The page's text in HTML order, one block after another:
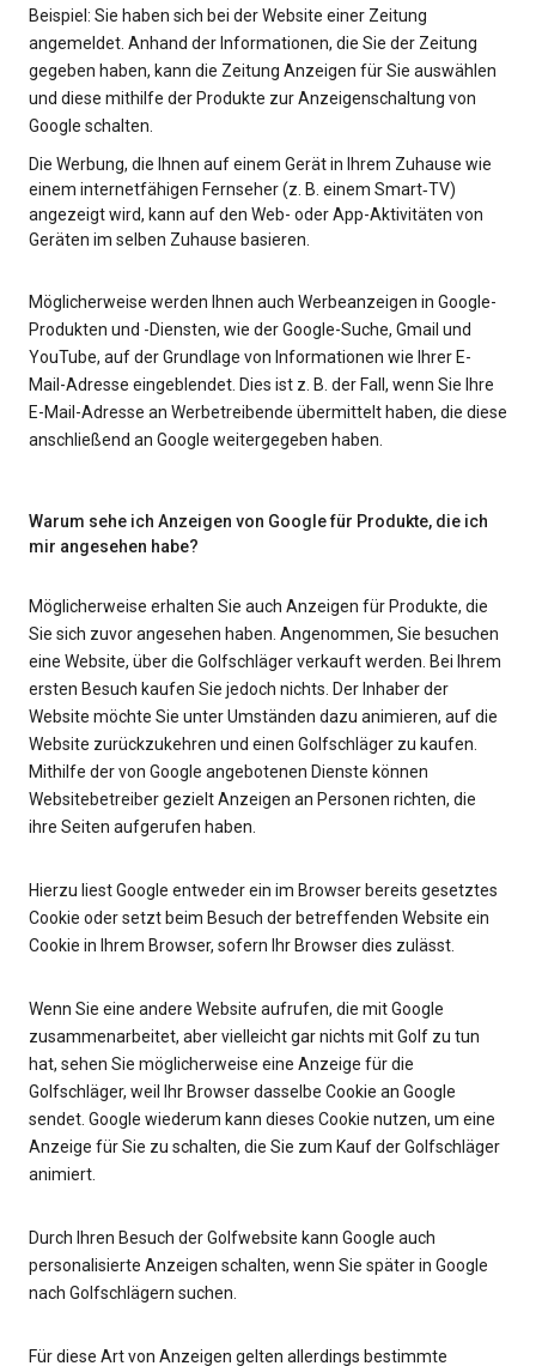
Beispiel: Sie haben sich bei der Website einer Zeitung
angemeldet. Anhand der Informationen, die Sie der Zeitung
gegeben haben, kann die Zeitung Anzeigen für Sie auswählen
und diese mithilfe der Produkte zur Anzeigenschaltung von
Google schalten.
Die Werbung, die Ihnen auf einem Gerät in Ihrem Zuhause wie
einem internetfähigen Fernseher (z. B. einem Smart‑TV)
angezeigt wird, kann auf den Web- oder App-Aktivitäten von
Geräten im selben Zuhause basieren.
Möglicherweise werden Ihnen auch Werbeanzeigen in Google-
Produkten und -Diensten, wie der Google-Suche, Gmail und
YouTube, auf der Grundlage von Informationen wie Ihrer E-
Mail-Adresse eingeblendet. Dies ist z. B. der Fall, wenn Sie Ihre
E-Mail-Adresse an Werbetreibende übermittelt haben, die diese
anschließend an Google weitergegeben haben.
Warum sehe ich Anzeigen von Google für Produkte, die ich
mir angesehen habe?
Möglicherweise erhalten Sie auch Anzeigen für Produkte, die
Sie sich zuvor angesehen haben. Angenommen, Sie besuchen
eine Website, über die Golfschläger verkauft werden. Bei Ihrem
ersten Besuch kaufen Sie jedoch nichts. Der Inhaber der
Website möchte Sie unter Umständen dazu animieren, auf die
Website zurückzukehren und einen Golfschläger zu kaufen.
Mithilfe der von Google angebotenen Dienste können
Websitebetreiber gezielt Anzeigen an Personen richten, die
ihre Seiten aufgerufen haben.
Hierzu liest Google entweder ein im Browser bereits gesetztes
Cookie oder setzt beim Besuch der betreffenden Website ein
Cookie in Ihrem Browser, sofern Ihr Browser dies zulässt.
Wenn Sie eine andere Website aufrufen, die mit Google
zusammenarbeitet, aber vielleicht gar nichts mit Golf zu tun
hat, sehen Sie möglicherweise eine Anzeige für die
Golfschläger, weil Ihr Browser dasselbe Cookie an Google
sendet. Google wiederum kann dieses Cookie nutzen, um eine
Anzeige für Sie zu schalten, die Sie zum Kauf der Golfschläger
animiert.
Durch Ihren Besuch der Golfwebsite kann Google auch
personalisierte Anzeigen schalten, wenn Sie später in Google
nach Golfschlägern suchen.
Für diese Art von Anzeigen gelten allerdings bestimmte